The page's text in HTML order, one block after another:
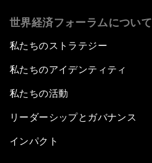
世界経済フォーラムについて
私たちのストラテジー
私たちのアイデンティティ
私たちの活動
リーダーシップとガバナンス
インパクト